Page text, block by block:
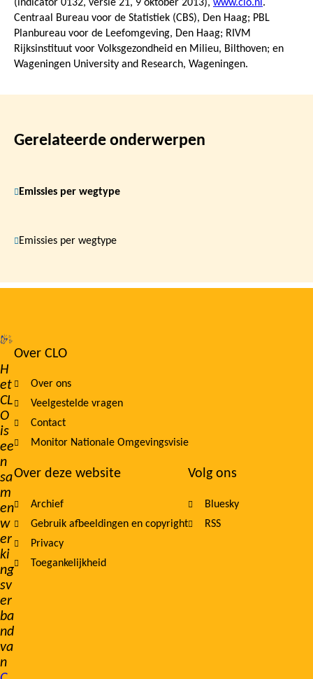
(indicator 0132, versie 21, 9 oktober 2013), www.clo.nl .
Centraal Bureau voor de Statistiek (CBS), Den Haag; PBL
Planbureau voor de Leefomgeving, Den Haag; RIVM
Rijksinstituut voor Volksgezondheid en Milieu, Bilthoven; en
Wageningen University and Research, Wageningen.
Gerelateerde onderwerpen
Emissies per wegtype
Emissies per wegtype
H
et
CL
O
is
ee
n
sa
m
en
w
er
ki
ng
sv
er
ba
nd
va
n
Footer
navigation
Over CLO
Over ons
Veelgestelde vragen
Contact
Monitor Nationale Omgevingsvisie
Over deze website
Archief
Gebruik afbeeldingen en copyright
Privacy
Toegankelijkheid
Volg ons
Bluesky
RSS